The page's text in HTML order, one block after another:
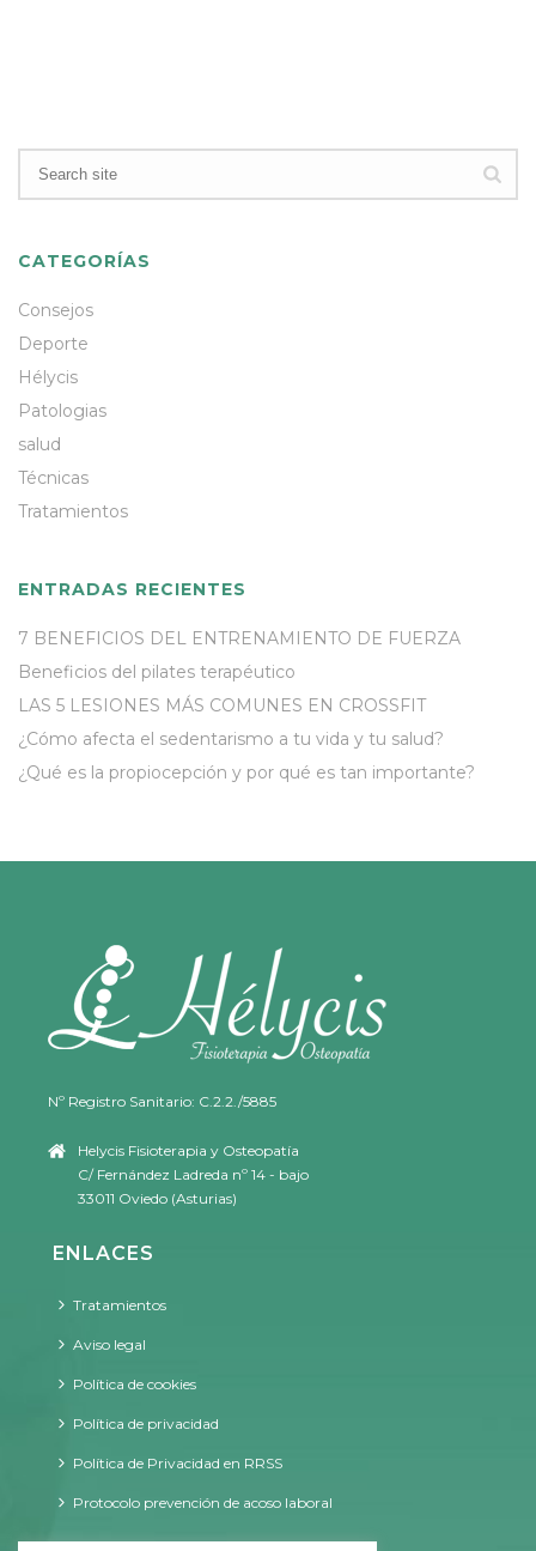
CATEGORÍAS
Consejos
Deporte
Hélycis
Patologias
salud
Técnicas
Tratamientos
ENTRADAS RECIENTES
7 BENEFICIOS DEL ENTRENAMIENTO DE FUERZA
Beneficios del pilates terapéutico
LAS 5 LESIONES MÁS COMUNES EN CROSSFIT
¿Cómo afecta el sedentarismo a tu vida y tu salud?
¿Qué es la propiocepción y por qué es tan importante?
Nº Registro Sanitario: C.2.2./5885
Helycis Fisioterapia y Osteopatía
C/ Fernández Ladreda nº 14 - bajo
33011 Oviedo (Asturias)
ENLACES
Tratamientos
Aviso legal
Política de cookies
Política de privacidad
Política de Privacidad en RRSS
Protocolo prevención de acoso laboral